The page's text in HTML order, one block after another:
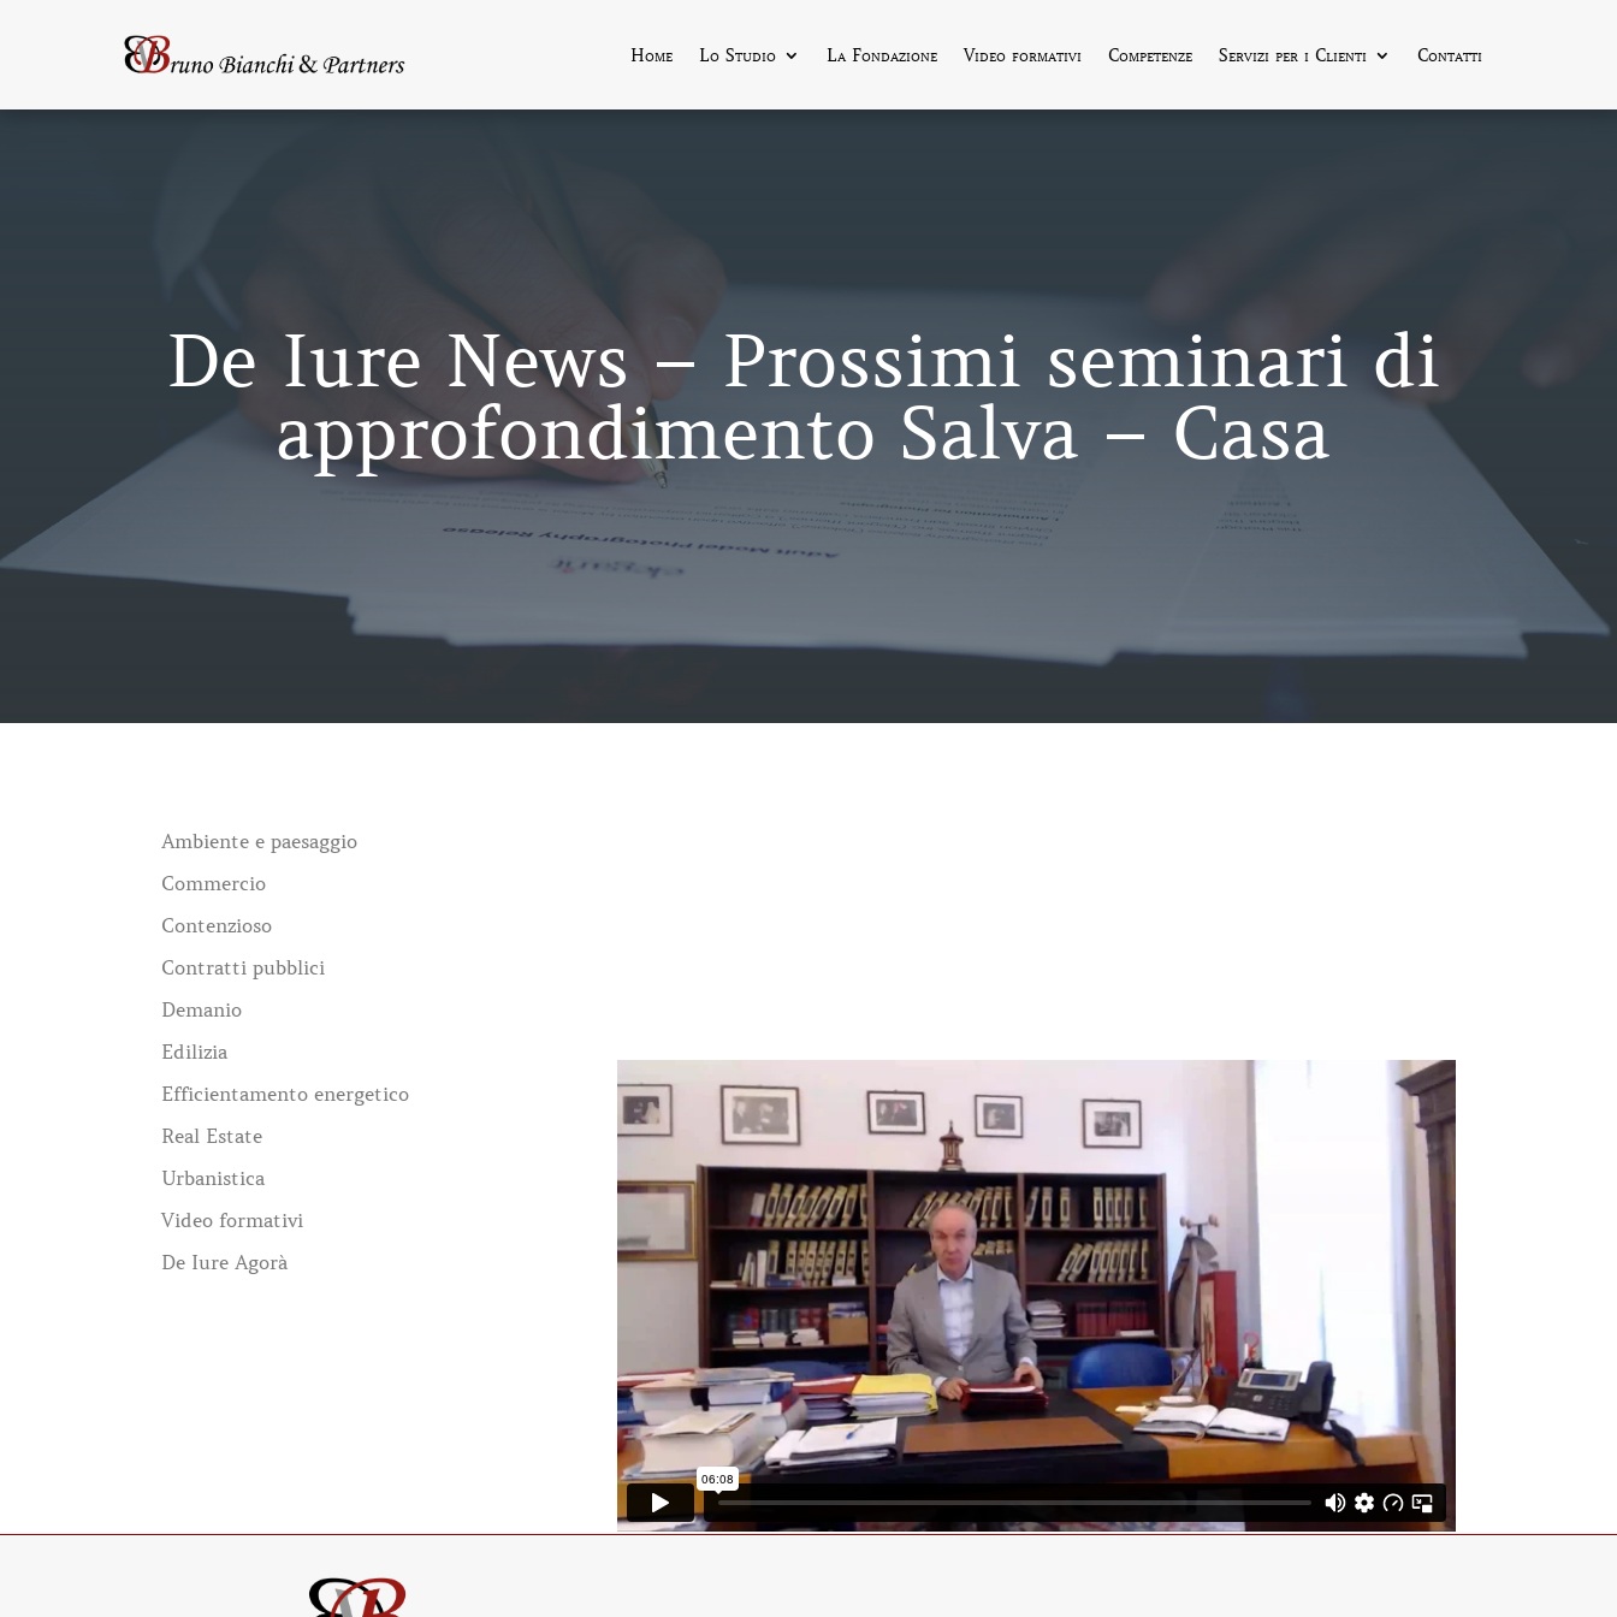
Home Lo Studio La Fondazione Video formativi Competenze Servizi per i Clienti Contatti
De Iure News – Prossimi seminari di
approfondimento Salva – Casa
Ambiente e paesaggio
Commercio
Contenzioso
Contratti pubblici
Demanio
Edilizia
Efficientamento energetico
Real Estate
Urbanistica
Video formativi
De Iure Agorà